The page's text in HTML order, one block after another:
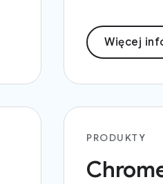
Więcej
PRODUKTY